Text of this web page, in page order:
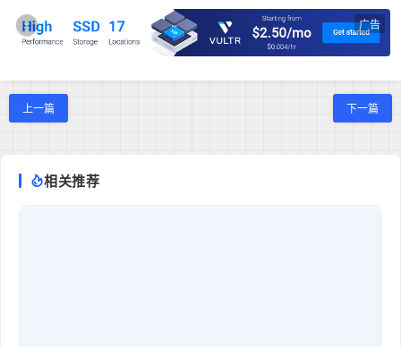
× 广告
上一篇 下一篇
相关推荐